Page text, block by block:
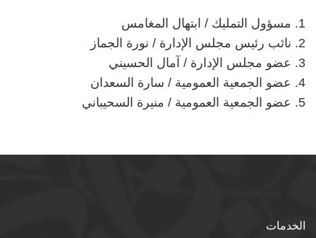
1. مسؤول التمليك / ابتهال المغامس
2. نائب رئيس مجلس الإدارة / نورة الجماز
3. عضو مجلس الإدارة / آمال الحسيني
4. عضو الجمعية العمومية / سارة السعدان
5. عضو الجمعية العمومية / منيرة السحيباني
الخدمات